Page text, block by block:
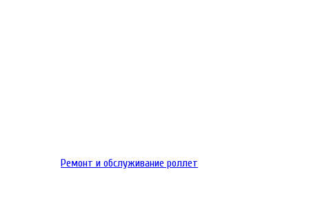
Ремонт и обслуживание роллет